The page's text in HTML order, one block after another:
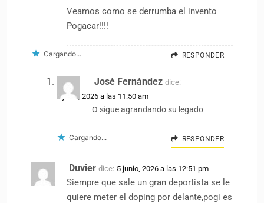
Veamos como se derrumba el invento
Pogacar!!!!
Cargando... RESPONDER
José Fernández dice:
5 junio, 2026 a las 11:50 am
O sigue agrandando su legado
Cargando... RESPONDER
Duvier dice: 5 junio, 2026 a las 12:51 pm
Siempre que sale un gran deportista se le
quiere meter el doping por delante,pogi es